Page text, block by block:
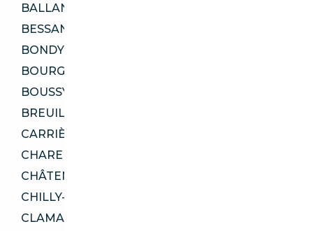
BALLANCOURT-SUR-ESSONNE 91610
BESSANCOURT 95550
BONDY 93140
BOURG-LA-REINE 92340
BOUSSY-SAINT-ANTOINE 91800
BREUILLET 91650
CARRIÈRES-SUR-SEINE 78420
CHARENTON-LE-PONT 94220
CHÂTENAY-MALABRY 92290
CHILLY-MAZARIN 91380
CLAMART 92140